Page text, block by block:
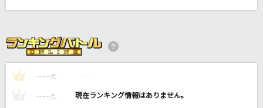
flumpool
ダーリン
Mrs. GREEN APPLE
1 ---- 点 ----
---- 点 ----